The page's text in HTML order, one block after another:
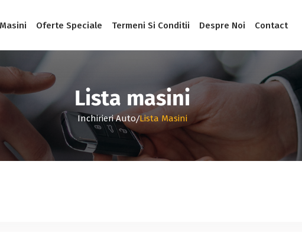
Oferte Speciale Termeni Si Conditii Despre Noi Contact
Lista masini
Inchirieri Auto/Lista Masini